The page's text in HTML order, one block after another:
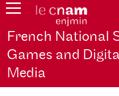
French National
Games and
Media